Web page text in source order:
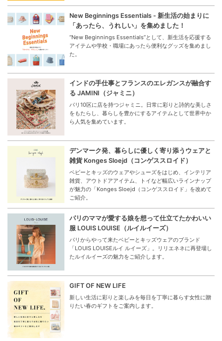
New Beginnings Essentials - 新生活の始まりに
「あったら、うれしい」を集めました！
“New Beginnings Essentials”として、新生活を応援する
アイテムや学校・職場にあったら便利なグッズを集めまし
た。
インドの手仕事とフランスのエレガンスが融合す
る JAMINI（ジャミニ）
パリ10区に店を持つジャミニ。日常に彩りと詩的な美しさ
をもたらし、暮らしを豊かにするアイテムとして世界中か
ら人気を集めています。
デンマーク発、暮らしに優しく寄り添うウェアと
雑貨 Konges Sloejd（コンゲススロイド）
ベビーとキッズのウェアやシューズをはじめ、インテリア
雑貨、アウトドアアイテム、トイなど幅広いラインナップ
が魅力の「Konges Sloejd（コンゲススロイド」を改めて
ご紹介。
パリのママが愛する娘を想って仕立てたかわいい
服 LOUIS LOUISE（ルイルイーズ）
パリからやって来たベビーとキッズウェアのブランド
「LOUIS LOUISEルイ ルイーズ」。リリエネネに再登場し
たルイルイーズの魅力をご紹介します。
GIFT OF NEW LIFE
新しい生活に彩りと楽しみを毎日を丁寧に暮らす女性に贈
りたい春のギフトをご案内します。